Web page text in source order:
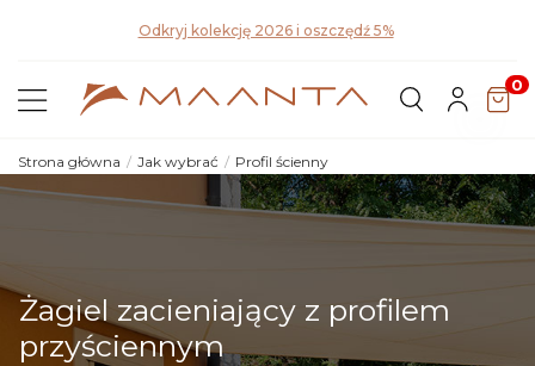
Poznaj nasze tkaniny ! Zamów próbki i przekonaj się o jakości na
własnej skórze
0
Strona główna Jak wybrać Profil ścienny
Żagiel zacieniający z profilem
przyściennym